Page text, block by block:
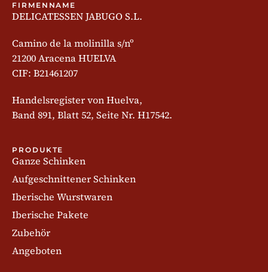
FIRMENNAME
DELICATESSEN JABUGO S.L.
Camino de la molinilla s/nº
21200 Aracena HUELVA
CIF: B21461207
Handelsregister von Huelva,
Band 891, Blatt 52, Seite Nr. H17542.
PRODUKTE
Ganze Schinken
Aufgeschnittener Schinken
Iberische Wurstwaren
Iberische Pakete
Zubehör
Angeboten